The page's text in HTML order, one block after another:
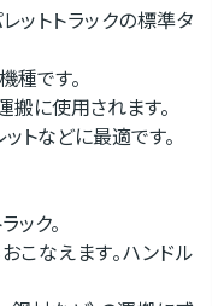
ットトラックの標準タ
種です。
に使用されます。
トなどに最適です。
ック。
こなえます。ハンドル